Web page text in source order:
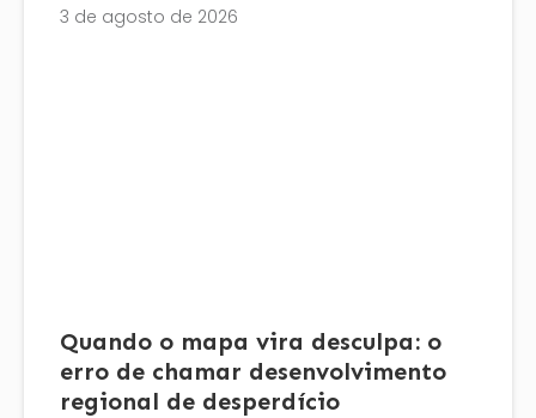
3 de agosto de 2026
Quando o mapa vira desculpa: o
erro de chamar desenvolvimento
regional de desperdício